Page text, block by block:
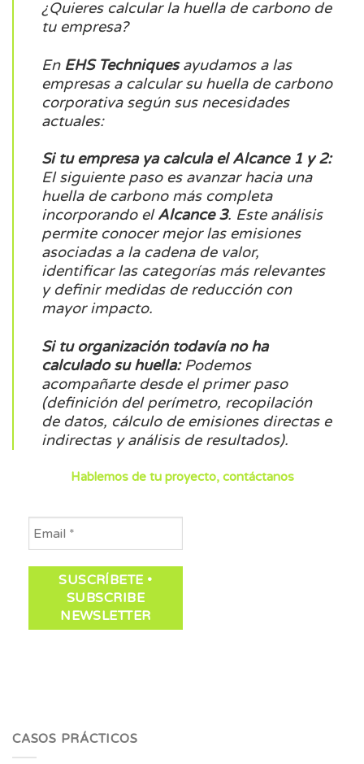
¿Quieres calcular la huella de carbono de
tu empresa?
En EHS Techniquesayudamos a las
empresas a calcular su huella de carbono
corporativa según sus necesidades
actuales:
Si tu empresa ya calcula el Alcance 1 y 2:
El siguiente paso es avanzar hacia una
huella de carbono más completa
incorporando elAlcance 3. Este análisis
permite conocer mejor las emisiones
asociadas a la cadena de valor,
identificar las categorías más relevantes
y definir medidas de reducción con
mayor impacto.
Si tu organización todavía no ha
calculado su huella:Podemos
acompañarte desde el primer paso
(definición del perímetro, recopilación
de datos, cálculo de emisiones directas e
indirectas y análisis de resultados).
Hablemos de tu proyecto, contáctanos
CASOS PRÁCTICOS